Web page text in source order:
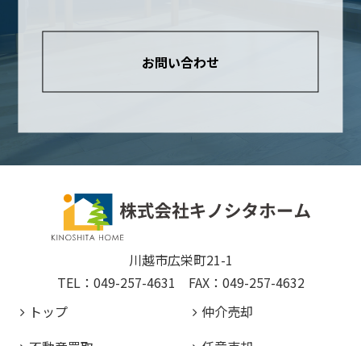
お問い合わせ
川越市広栄町21-1
TEL：049-257-4631 FAX：049-257-4632
トップ
仲介売却